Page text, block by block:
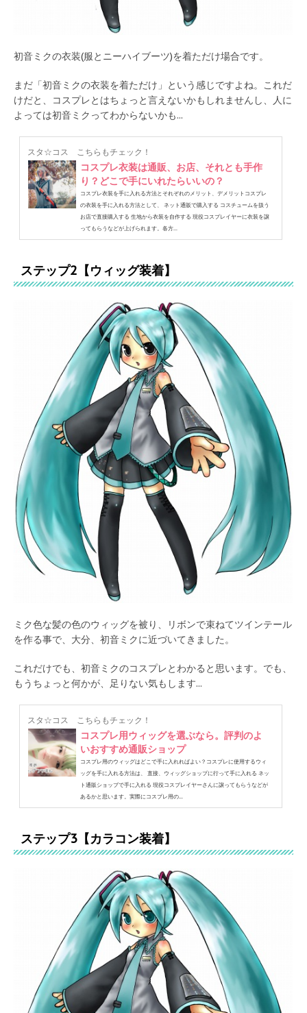
初音ミクの衣装(服とニーハイブーツ)を着ただけ場合です。
まだ「初音ミクの衣装を着ただけ」という感じですよね。これだ
けだと、コスプレとはちょっと言えないかもしれませんし、人に
よっては初音ミクってわからないかも...
スタ☆コス こちらもチェック！
コスプレ衣装は通販、お店、それとも手作
り？どこで手にいれたらいいの？
コスプレ衣装を手に入れる方法とそれぞれのメリット、デメリットコスプレ
の衣装を手に入れる方法として、 ネット通販で購入する コスチュームを扱う
お店で直接購入する 生地から衣装を自作する 現役コスプレイヤーに衣装を譲
ってもらうなどが上げられます。各方...
ステップ2【ウィッグ装着】
ミク色な髪の色のウィッグを被り、リボンで束ねてツインテール
を作る事で、大分、初音ミクに近づいてきました。
これだけでも、初音ミクのコスプレとわかると思います。でも、
もうちょっと何かが、足りない気もします...
スタ☆コス こちらもチェック！
コスプレ用ウィッグを選ぶなら。評判のよ
いおすすめ通販ショップ
コスプレ用のウィッグはどこで手に入れればよい？コスプレに使用するウィ
ッグを手に入れる方法は、 直接、ウィッグショップに行って手に入れる ネッ
ト通販ショップで手に入れる 現役コスプレイヤーさんに譲ってもらうなどが
あるかと思います。実際にコスプレ用の...
ステップ3【カラコン装着】